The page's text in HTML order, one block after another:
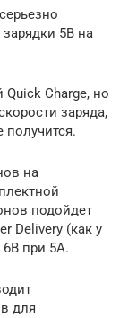
5В на
Charge, но
заряда,
получится.
на
подойдет
Delivery (как у
при 5А.
для